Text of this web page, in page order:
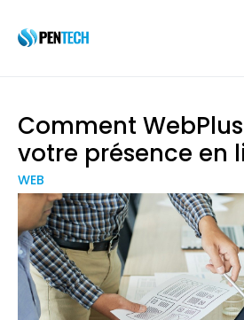
Comment
votre présence en
WEB